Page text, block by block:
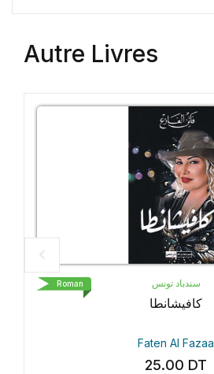
Autre Livres
سندباد تونس
كافيشانطا
Faten Al Fazaa
25.00 DT
Roman